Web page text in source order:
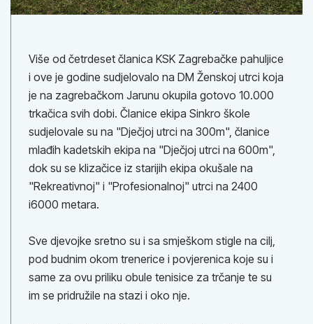
Više od četrdeset članica KSK Zagrebačke pahuljice
i ove je godine sudjelovalo na DM Ženskoj utrci koja
je na zagrebačkom Jarunu okupila gotovo 10.000
trkačica svih dobi. Članice ekipa Sinkro škole
sudjelovale su na "Dječjoj utrci na 300m", članice
mlađih kadetskih ekipa na "Dječjoj utrci na 600m",
dok su se klizačice iz starijih ekipa okušale na
"Rekreativnoj" i "Profesionalnoj" utrci na 2400
i6000 metara.
Sve djevojke sretno su i sa smješkom stigle na cilj,
pod budnim okom trenerice i povjerenica koje su i
same za ovu priliku obule tenisice za trčanje te su
im se pridružile na stazi i oko nje.